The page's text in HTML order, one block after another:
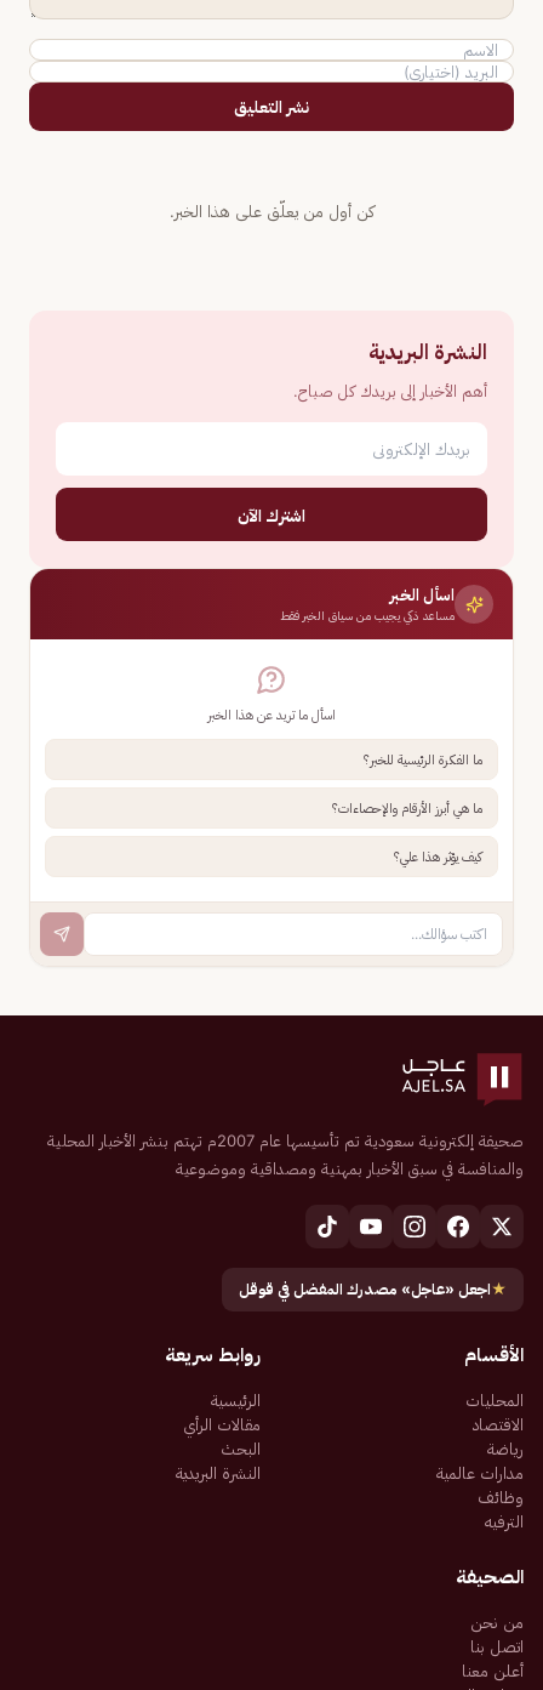
نشر التعليق
كن أول من يعلّق على هذا الخبر.
النشرة البريدية
أهم الأخبار إلى بريدك كل صباح.
اشترك الآن
اسأل الخبر
مساعد ذكي يجيب من سياق الخبر فقط
اسأل ما تريد عن هذا الخبر
ما الفكرة الرئيسية للخبر؟
ما هي أبرز الأرقام والإحصاءات؟
كيف يؤثر هذا علي؟
صحيفة إلكترونية سعودية تم تأسيسها عام 2007م تهتم بنشر الأخبار المحلية
والمنافسة في سبق الأخبار بمهنية ومصداقية وموضوعية
★اجعل «عاجل» مصدرك المفضل في قوقل
الأقسام
المحليات
الاقتصاد
رياضة
مدارات عالمية
وظائف
الترفيه
روابط سريعة
الرئيسية
مقالات الرأي
البحث
النشرة البريدية
الصحيفة
من نحن
اتصل بنا
أعلن معنا